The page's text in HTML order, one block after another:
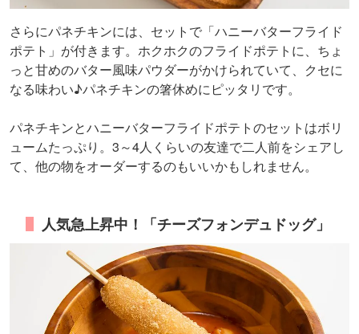
さらにパネチキンには、セットで「ハニーバターフライド
ポテト」が付きます。ホクホクのフライドポテトに、ちょ
っと甘めのバター風味パウダーがかけられていて、クセに
なる味わい♪パネチキンの箸休めにピッタリです。
パネチキンとハニーバターフライドポテトのセットはボリ
ュームたっぷり。3～4人くらいの友達で二人前をシェアし
て、他の物をオーダーするのもいいかもしれません。
人気急上昇中！「チーズフォンデュドッグ」